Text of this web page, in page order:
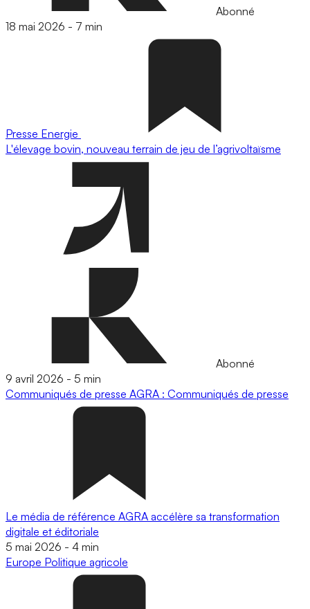
Abonné
18 mai 2026 - 7 min
Presse Energie
L'élevage bovin, nouveau terrain de jeu de l’agrivoltaïsme
Abonné
9 avril 2026 - 5 min
Communiqués de presse AGRA : Communiqués de presse
Le média de référence AGRA accélère sa transformation
digitale et éditoriale
5 mai 2026 - 4 min
Europe Politique agricole